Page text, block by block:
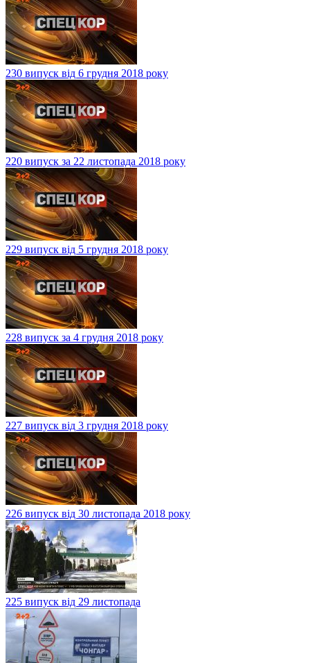
230 випуск від 6 грудня 2018 року
220 випуск за 22 листопада 2018 року
229 випуск від 5 грудня 2018 року
228 випуск за 4 грудня 2018 року
227 випуск від 3 грудня 2018 року
226 випуск від 30 листопада 2018 року
225 випуск від 29 листопада